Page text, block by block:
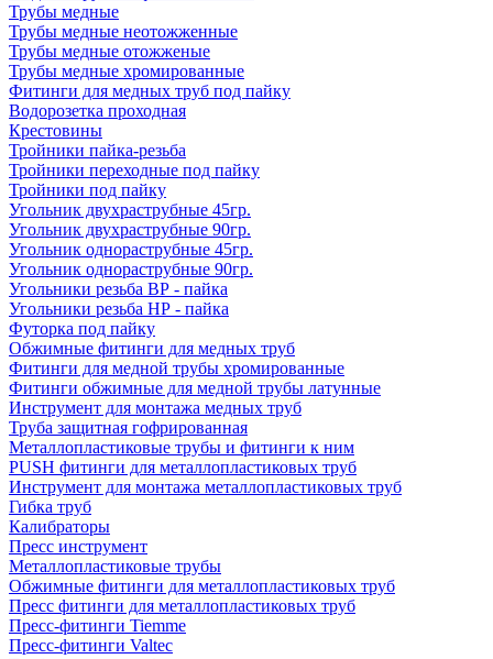
Трубы медные
Трубы медные неотожженные
Трубы медные отожженые
Трубы медные хромированные
Фитинги для медных труб под пайку
Водорозетка проходная
Крестовины
Тройники пайка-резьба
Тройники переходные под пайку
Тройники под пайку
Угольник двухраструбные 45гр.
Угольник двухраструбные 90гр.
Угольник однораструбные 45гр.
Угольник однораструбные 90гр.
Угольники резьба ВР - пайка
Угольники резьба НР - пайка
Футорка под пайку
Обжимные фитинги для медных труб
Фитинги для медной трубы хромированные
Фитинги обжимные для медной трубы латунные
Инструмент для монтажа медных труб
Труба защитная гофрированная
Металлопластиковые трубы и фитинги к ним
PUSH фитинги для металлопластиковых труб
Инструмент для монтажа металлопластиковых труб
Гибка труб
Калибраторы
Пресс инструмент
Металлопластиковые трубы
Обжимные фитинги для металлопластиковых труб
Пресс фитинги для металлопластиковых труб
Пресс-фитинги Tiemme
Пресс-фитинги Valtec